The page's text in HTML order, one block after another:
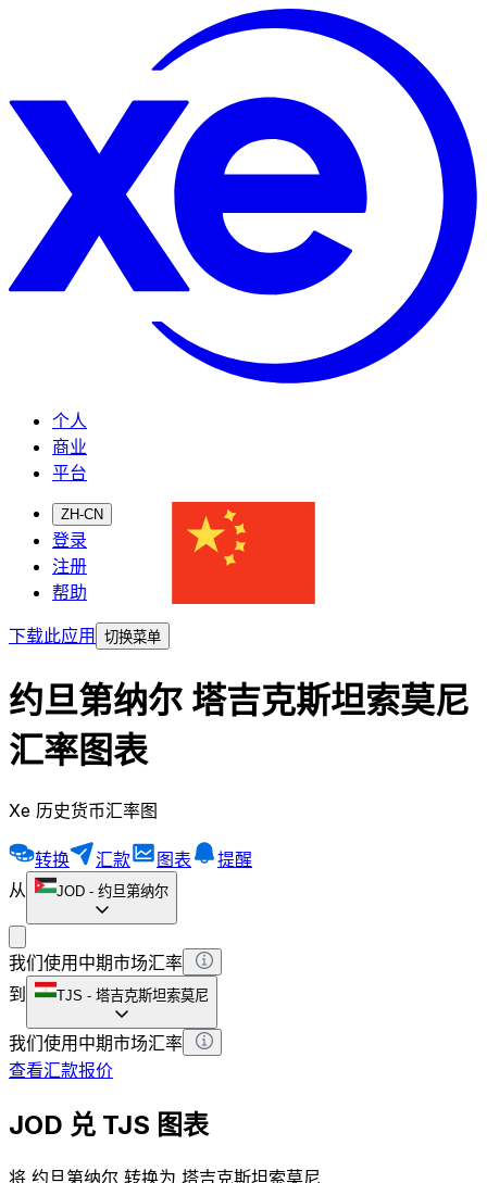
个人
商业
平台
ZH-CN
登录
注册
帮助
下载此应用
切换菜单
约旦第纳尔 塔吉克斯坦索莫尼
汇率图表
Xe 历史货币汇率图
转换 汇款 图表
提醒
从
JOD - 约旦第纳尔
我们使用中期市场汇率
到
TJS - 塔吉克斯坦索莫尼
我们使用中期市场汇率
查看汇款报价
JOD 兑 TJS 图表
将 约旦第纳尔 转换为 塔吉克斯坦索莫尼